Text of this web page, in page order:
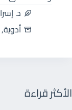
د.
أدوية,
الأكثر قراءة